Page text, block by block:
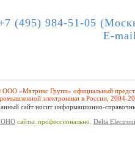
(495) 984-51-05
E-
ООО «Матрикс Групп» официальный
электроники в России, 2004-
сайт носит информационно-
сайты. профессионально. Delta